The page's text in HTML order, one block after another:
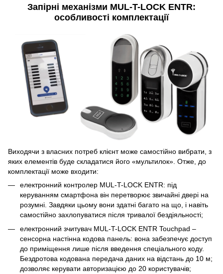
Запірні механізми MUL-T-LOCK ENTR:
особливості комплектації
Виходячи з власних потреб клієнт може самостійно вибрати, з
яких елементів буде складатися його «мультилок». Отже, до
комплектації може входити:
електронний контролер MUL-T-LOCK ENTR: під
керуванням смартфона він перетворює звичайні двері на
розумні. Завдяки цьому вони здатні багато на що, і навіть
самостійно захлопуватися після тривалої бездіяльності;
електронний зчитувач MUL-T-LOCK ENTR Touchpad –
сенсорна настінна кодова панель: вона забезпечує доступ
до приміщення лише після введення спеціального коду.
Бездротова кодована передача даних на відстань до 10 м;
дозволяє керувати авторизацією до 20 користувачів;